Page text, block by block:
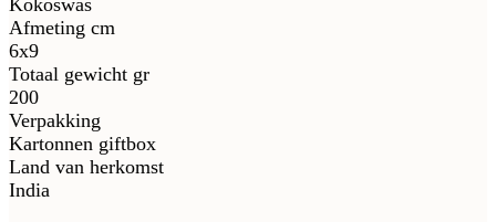
Afmeting cm
6x9
Totaal gewicht gr
200
Verpakking
Kartonnen giftbox
Land van herkomst
India